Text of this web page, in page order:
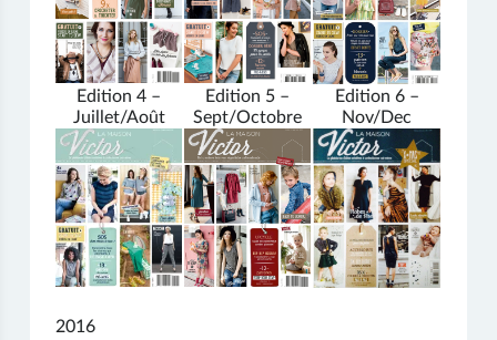
Edition 4 –
Juillet/Août
Edition 5 –
Sept/Octobre
Edition 6 –
Nov/Dec
2016